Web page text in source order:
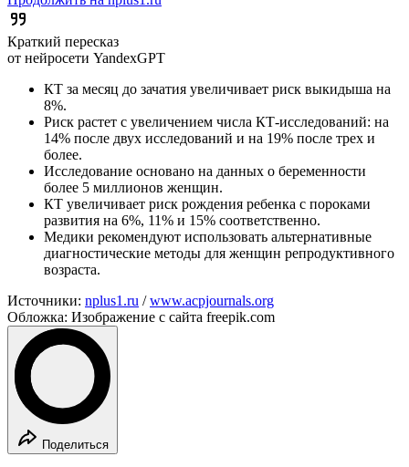
Краткий пересказ
от нейросети YandexGPT
КТ за месяц до зачатия увеличивает риск выкидыша на
8%.
Риск растет с увеличением числа КТ-исследований: на
14% после двух исследований и на 19% после трех и
более.
Исследование основано на данных о беременности
более 5 миллионов женщин.
КТ увеличивает риск рождения ребенка с пороками
развития на 6%, 11% и 15% соответственно.
Медики рекомендуют использовать альтернативные
диагностические методы для женщин репродуктивного
возраста.
Источники: nplus1.ru /www.acpjournals.org
Обложка: Изображение с сайта freepik.com
Поделиться